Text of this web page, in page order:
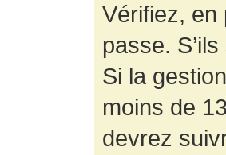
Vérifiez, en
passe.
Si la
moins de
devrez